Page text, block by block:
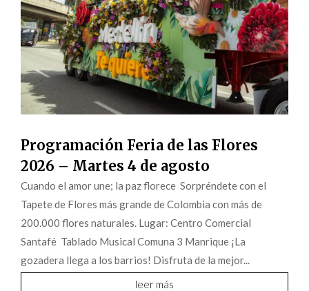
Programación Feria de las Flores
2026 – Martes 4 de agosto
Cuando el amor une; la paz florece Sorpréndete con el
Tapete de Flores más grande de Colombia con más de
200.000 flores naturales. Lugar: Centro Comercial
Santafé Tablado Musical Comuna 3 Manrique ¡La
gozadera llega a los barrios! Disfruta de la mejor...
leer más